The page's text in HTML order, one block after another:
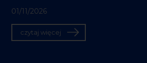
01/11/2026
czytaj więcej